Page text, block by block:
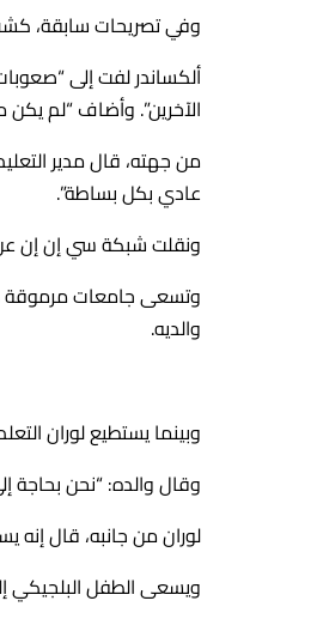
وفي تصريحات سابقة، كشف
ألكساندر لفت إلى
الآخرين”. وأضاف “لم
من جهته، قال مدير
عادي بكل بساطة”.
ونقلت شبكة سي إن إن
وتسعى جامعات مرموقة
والديه.
وبينما يستطيع لوران
وقال والده: “نحن بحاجة
لوران من جانبه، قال
ويسعى الطفل البلجيكي